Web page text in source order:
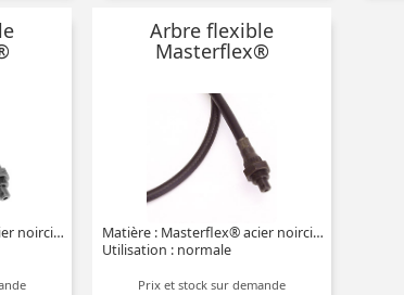
Matière : Masterflex® acier noirci gaine PVC
Arbre flexible
Masterflex®
Matière : Masterflex® acier noirci gaine PVC
Utilisation : normale
Prix et stock sur demande